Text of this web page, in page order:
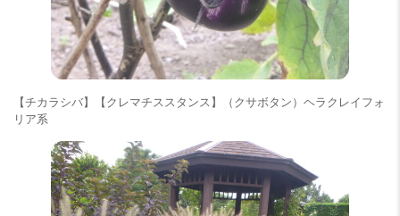
【チカラシバ】【クレマチススタンス】（クサボタン）ヘラクレイフォ
リア系